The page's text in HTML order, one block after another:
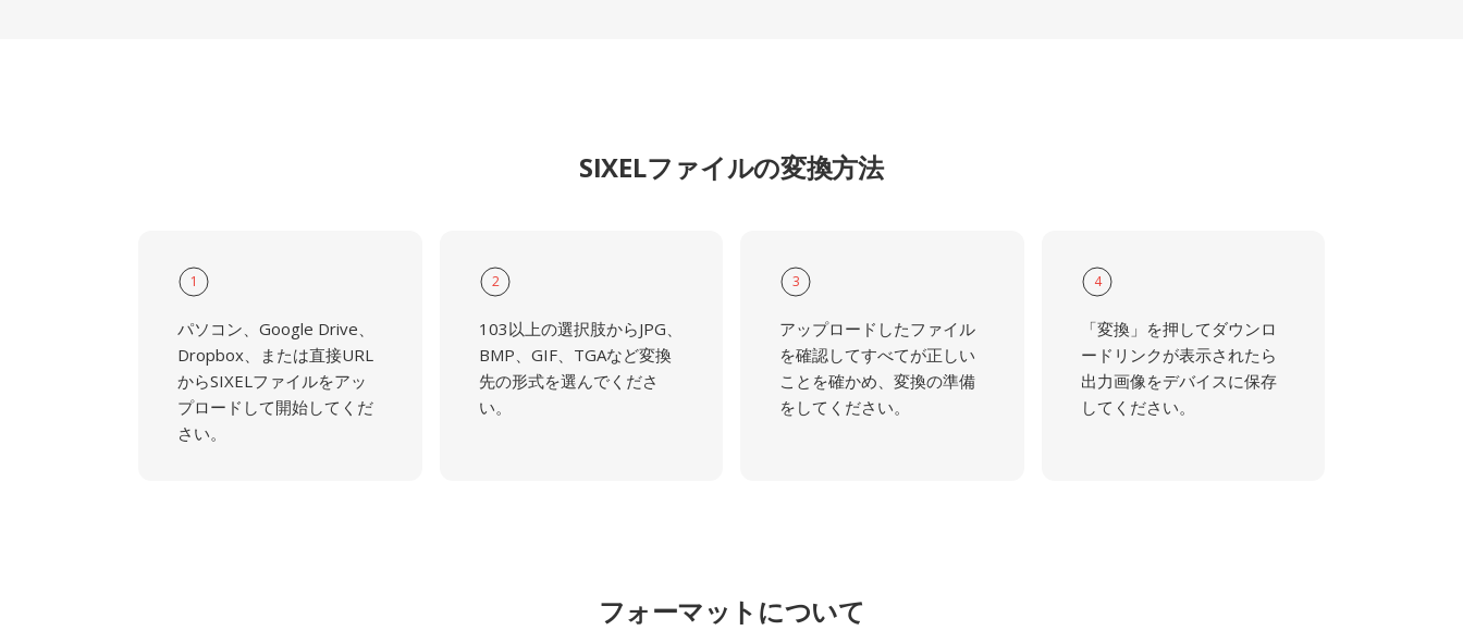
SIXELファイルの変換方法
1
パソコン、Google Drive、
Dropbox、または直接URL
からSIXELファイルをアッ
プロードして開始してくだ
さい。
2
103以上の選択肢からJPG、
BMP、GIF、TGAなど変換
先の形式を選んでくださ
い。
3
アップロードしたファイル
を確認してすべてが正しい
ことを確かめ、変換の準備
をしてください。
4
「変換」を押してダウンロ
ードリンクが表示されたら
出力画像をデバイスに保存
してください。
フォーマットについて